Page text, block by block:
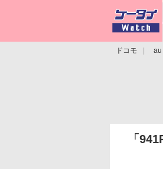
ドコモ au
「